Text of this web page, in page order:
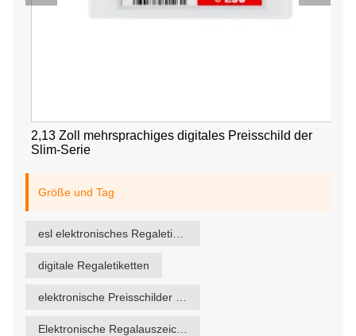
2,13 Zoll mehrsprachiges digitales Preisschild der
Slim-Serie
Größe und Tag
digitale Regaletiketten